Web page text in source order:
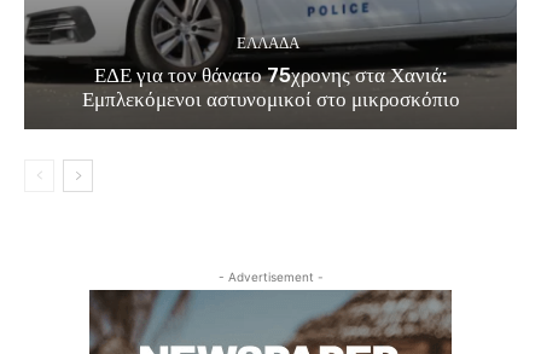
ΕΛΛΑΔΑ
ΕΔΕ για τον θάνατο 75χρονης στα Χανιά:
Εμπλεκόμενοι αστυνομικοί στο μικροσκόπιο
- Advertisement -